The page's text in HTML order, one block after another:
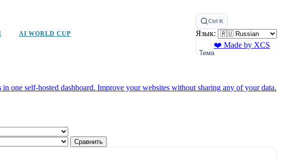
AI WORLD CUP
Ctrl K
Язык:
Тема
❤️ Made by XCS
in one self-hosted dashboard. Improve your websites without sharing any of your data.
Сравнить